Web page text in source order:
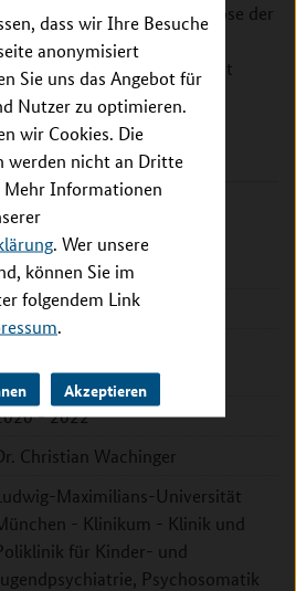
dass wir Ihre Besuche
anonymisiert
Sie uns das Angebot für
Nutzer zu optimieren.
wir Cookies. Die
werden nicht an Dritte
Mehr Informationen
. Wer unsere
können Sie im
folgendem Link
Akzeptieren
künftig bei der Diagnose der
anhand von
automatisiert und effizient
- 2022
Christian Wachinger
Maximilians-Universität
- Klinikum - Klinik und
für Kinder- und
Psychosomatik